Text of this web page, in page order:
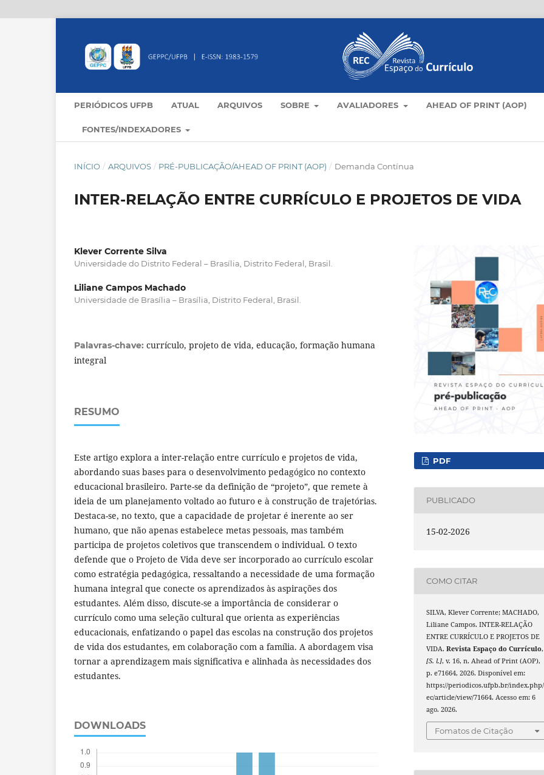
PERIÓDICOS UFPB ATUAL ARQUIVOS SOBRE AVALIADORES AHEAD OF PRINT (AOP)
FONTES/INDEXADORES
INÍCIO / ARQUIVOS / PRÉ-PUBLICAÇÃO/AHEAD OF PRINT (AOP) / Demanda Contínua
INTER-RELAÇÃO ENTRE CURRÍCULO E PROJETOS DE VIDA
Klever Corrente Silva
Universidade do Distrito Federal – Brasília, Distrito Federal, Brasil.
Liliane Campos Machado
Universidade de Brasília – Brasília, Distrito Federal, Brasil.
Palavras-chave: currículo, projeto de vida, educação, formação humana
integral
RESUMO
Este artigo explora a inter-relação entre currículo e projetos de vida,
abordando suas bases para o desenvolvimento pedagógico no contexto
educacional brasileiro. Parte-se da definição de “projeto”, que remete à
ideia de um planejamento voltado ao futuro e à construção de trajetórias.
Destaca-se, no texto, que a capacidade de projetar é inerente ao ser
humano, que não apenas estabelece metas pessoais, mas também
participa de projetos coletivos que transcendem o individual. O texto
defende que o Projeto de Vida deve ser incorporado ao currículo escolar
como estratégia pedagógica, ressaltando a necessidade de uma formação
humana integral que conecte os aprendizados às aspirações dos
estudantes. Além disso, discute-se a importância de considerar o
currículo como uma seleção cultural que orienta as experiências
educacionais, enfatizando o papel das escolas na construção dos projetos
de vida dos estudantes, em colaboração com a família. A abordagem visa
tornar a aprendizagem mais significativa e alinhada às necessidades dos
estudantes.
DOWNLOADS
PDF
PUBLICADO
15-02-2026
COMO CITAR
SILVA, Klever Corrente; MACHADO,
Liliane Campos. INTER-RELAÇÃO
ENTRE CURRÍCULO E PROJETOS DE
VIDA.Revista Espaço do Currículo,
[S. l.], v. 16, n. Ahead of Print (AOP),
p. e71664, 2026. Disponível em:
https://periodicos.ufpb.br/
ec/article/view/71664. Acesso em: 6
ago. 2026.
Fomatos de Citação